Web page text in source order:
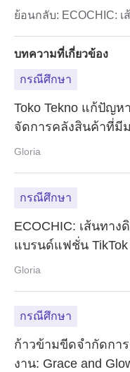
ย้อนกลับ: ECOCHIC:
รายวันเป็น 10,000 ออเ
บทความที่เกี่ยวข้อง
กรณีศึกษา
Toko Tekno แก้ปัญห
จัดการคลังสินค้าที่มี
4,000 SKU ได้อย่างไ
ทำงานด้วยคน
Gloria
กรณีศึกษา
ECOCHIC: เส้นทาง
แบรนด์แฟชั่น TikTok
ดับต้นๆ
Gloria
กรณีศึกษา
ก้าวข้ามขีดจำกัดกา
งาน: Grace and